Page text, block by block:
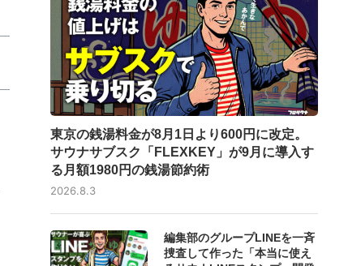
東京の銭湯料金が8月1日より600円に改定。
サウナサブスク「FLEXKEY」が9月に導入す
る月額1980円の銭湯節約術
2026.8.3
編集部のグループLINEを一斉
捜査して作った「本当に使え